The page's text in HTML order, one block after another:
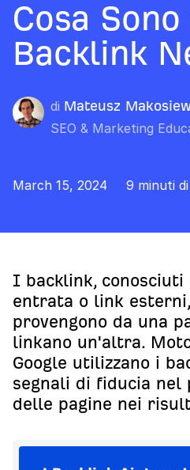
Cosa Sono
Backlink
di Mateusz
SEO & Marketing
March 15, 2024 9 minuti
I backlink, conosciuti
entrata o link
provengono da una
linkano un'altra.
Google utilizzano i
segnali di fiducia nel
delle pagine nei